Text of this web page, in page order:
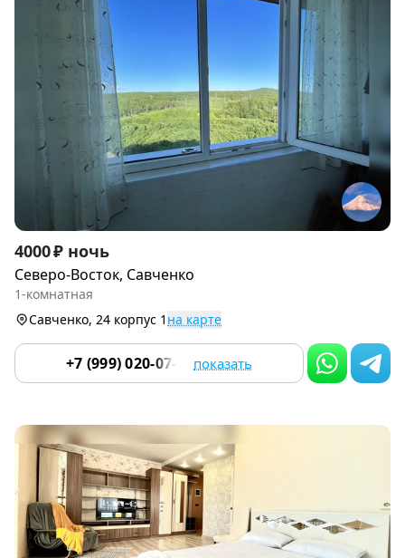
Item
1
of
9
4000 ₽ ночь
Северо-Восток, Савченко
1-комнатная
Савченко, 24 корпус 1 на карте
+7 (999) 020-07-55 показать